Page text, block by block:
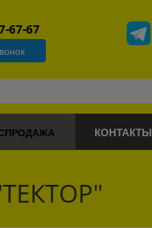
67-67
КОНТАКТЫ